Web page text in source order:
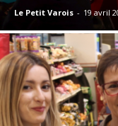
Le Petit Varois - 19 avril